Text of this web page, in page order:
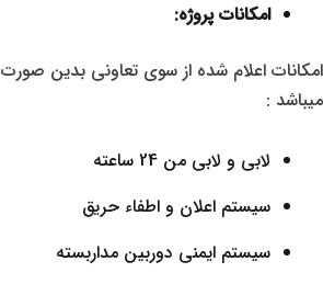
امکانات پروژه:
امکانات اعلام شده از سوی تعاونی بدین صورت
میباشد :
لابی و لابی من 24 ساعته
سیستم اعلان و اطفاء حریق
سیستم ایمنی دوربین مداربسته